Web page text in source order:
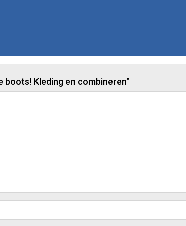
boots! Kleding en combineren"